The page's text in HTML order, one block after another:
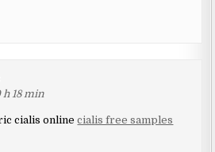
18 min
cialis onlinecialis free samples